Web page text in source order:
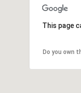
This page
Do you own